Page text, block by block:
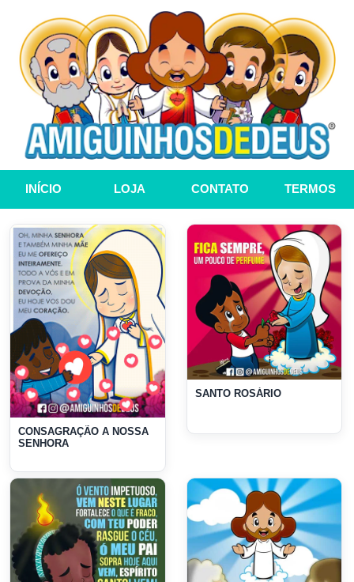
INÍCIO LOJA CONTATO TERMOS
CONSAGRAÇÃO A NOSSA
SENHORA
SANTO ROSÁRIO